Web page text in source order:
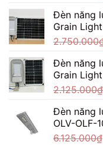
Đèn năng
Grain
2.750.000
Đèn năng
Grain
2.125.000₫
Đèn năng
OLV-OLF-
6.125.000₫